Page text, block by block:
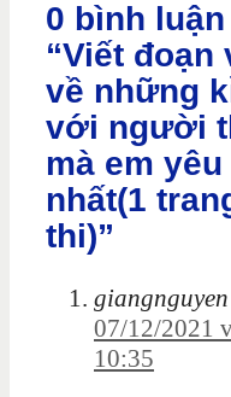
0 bình
“Viết đoạn
về những
với người
mà em
nhất(1
thi)”
giangnguyen
07/12/2021
10:35